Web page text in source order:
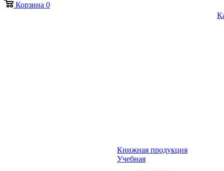
Корзина 0
Книжная продукция
Учебная